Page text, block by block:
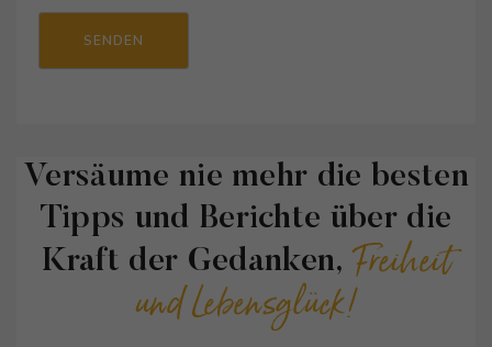
SENDEN
Versäume nie mehr die besten
Tipps und Berichte über die
Kraft der Gedanken, Freiheit
und Lebensglück!